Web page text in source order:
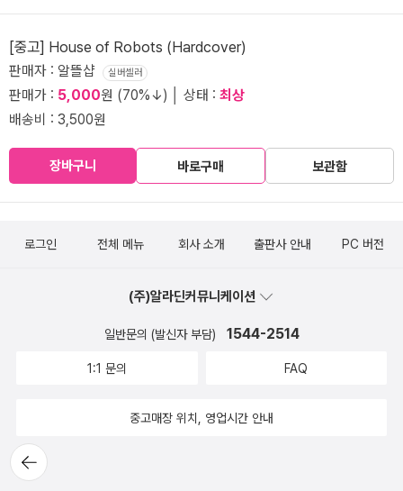
[중고] House of Robots (Hardcover)
판매자 : 알뜰샵 실버셀러
판매가 : 5,000원 (70%↓) │ 상태 : 최상
배송비 : 3,500원
장바구니 바로구매 보관함
뒤로가
기
로그인 전체 메뉴 회사 소개 출판사 안내 PC 버전
(주)알라딘커뮤니케이션
일반문의 (발신자 부담) 1544-2514
1:1 문의 FAQ
중고매장 위치, 영업시간 안내